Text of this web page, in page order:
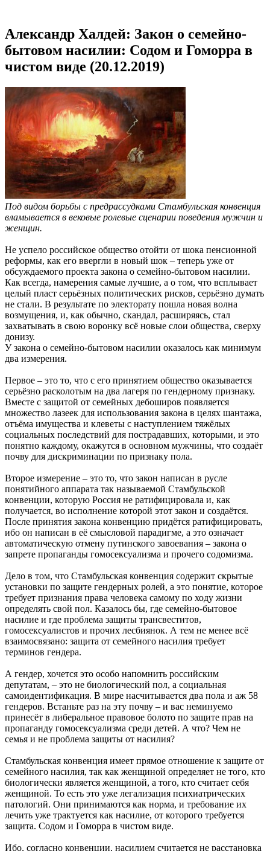
Александр Халдей: Закон о семейно-
бытовом насилии: Содом и Гоморра в
чистом виде (20.12.2019)
Под видом борьбы с предрассудками Стамбульская конвенция
вламывается в вековые ролевые сценарии поведения мужчин и
женщин.
Не успело российское общество отойти от шока пенсионной
реформы, как его ввергли в новый шок – теперь уже от
обсуждаемого проекта закона о семейно-бытовом насилии.
Как всегда, намерения самые лучшие, а о том, что всплывает
целый пласт серьёзных политических рисков, серьёзно думать
не стали. В результате по электорату пошла новая волна
возмущения, и, как обычно, скандал, расширяясь, стал
захватывать в свою воронку всё новые слои общества, сверху
донизу.
У закона о семейно-бытовом насилии оказалось как минимум
два измерения.
Первое – это то, что с его принятием общество оказывается
серьёзно расколотым на два лагеря по гендерному признаку.
Вместе с защитой от семейных дебоширов появляется
множество лазеек для использования закона в целях шантажа,
отъёма имущества и клеветы с наступлением тяжёлых
социальных последствий для пострадавших, которыми, и это
понятно каждому, окажутся в основном мужчины, что создаёт
почву для дискриминации по признаку пола.
Второе измерение – это то, что закон написан в русле
понятийного аппарата так называемой Стамбульской
конвенции, которую Россия не ратифицировала и, как
получается, во исполнение которой этот закон и создаётся.
После принятия закона конвенцию придётся ратифицировать,
ибо он написан в её смысловой парадигме, а это означает
автоматическую отмену путинского завоевания – закона о
запрете пропаганды гомосексуализма и прочего содомизма.
Дело в том, что Стамбульская конвенция содержит скрытые
установки по защите гендерных ролей, а это понятие, которое
требует признания права человека самому по ходу жизни
определять свой пол. Казалось бы, где семейно-бытовое
насилие и где проблема защиты трансвеститов,
гомосексуалистов и прочих лесбиянок. А тем не менее всё
взаимосвязано: защита от семейного насилия требует
терминов гендера.
А гендер, хочется это особо напомнить российским
депутатам, – это не биологический пол, а социальная
самоидентификация. В мире насчитывается два пола и аж 58
гендеров. Встаньте раз на эту почву – и вас неминуемо
принесёт в либеральное правовое болото по защите прав на
пропаганду гомосексуализма среди детей. А что? Чем не
семья и не проблема защиты от насилия?
Стамбульская конвенция имеет прямое отношение к защите от
семейного насилия, так как женщиной определяет не того, кто
биологически является женщиной, а того, кто считает себя
женщиной. То есть это уже легализация психиатрических
патологий. Они принимаются как норма, и требование их
лечить уже трактуется как насилие, от которого требуется
защита. Содом и Гоморра в чистом виде.
Ибо, согласно конвенции, насилием считается не расстановка